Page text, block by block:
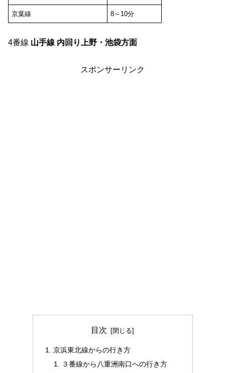
京葉線 8～10分
4番線 山手線 内回り上野・池袋方面
スポンサーリンク
目次
京浜東北線からの行き方
３番線から八重洲南口への行き方